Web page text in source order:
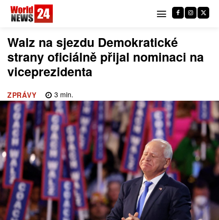
Walz na sjezdu Demokratické
strany oficiálně přijal nominaci na
viceprezidenta
ZPRÁVY 3 min.